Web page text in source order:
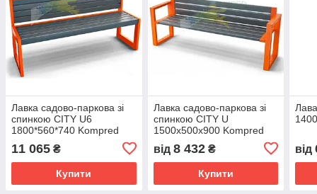
Лавка садово-паркова зі
спинкою CITY U6
1800*560*740 Kompred
11 065 ₴
Купити
Лавка садово-паркова зі
спинкою CITY U
1500х500х900 Kompred
від 8 432₴
Купити
від